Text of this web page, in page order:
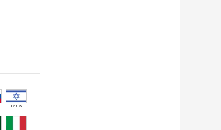
עברית